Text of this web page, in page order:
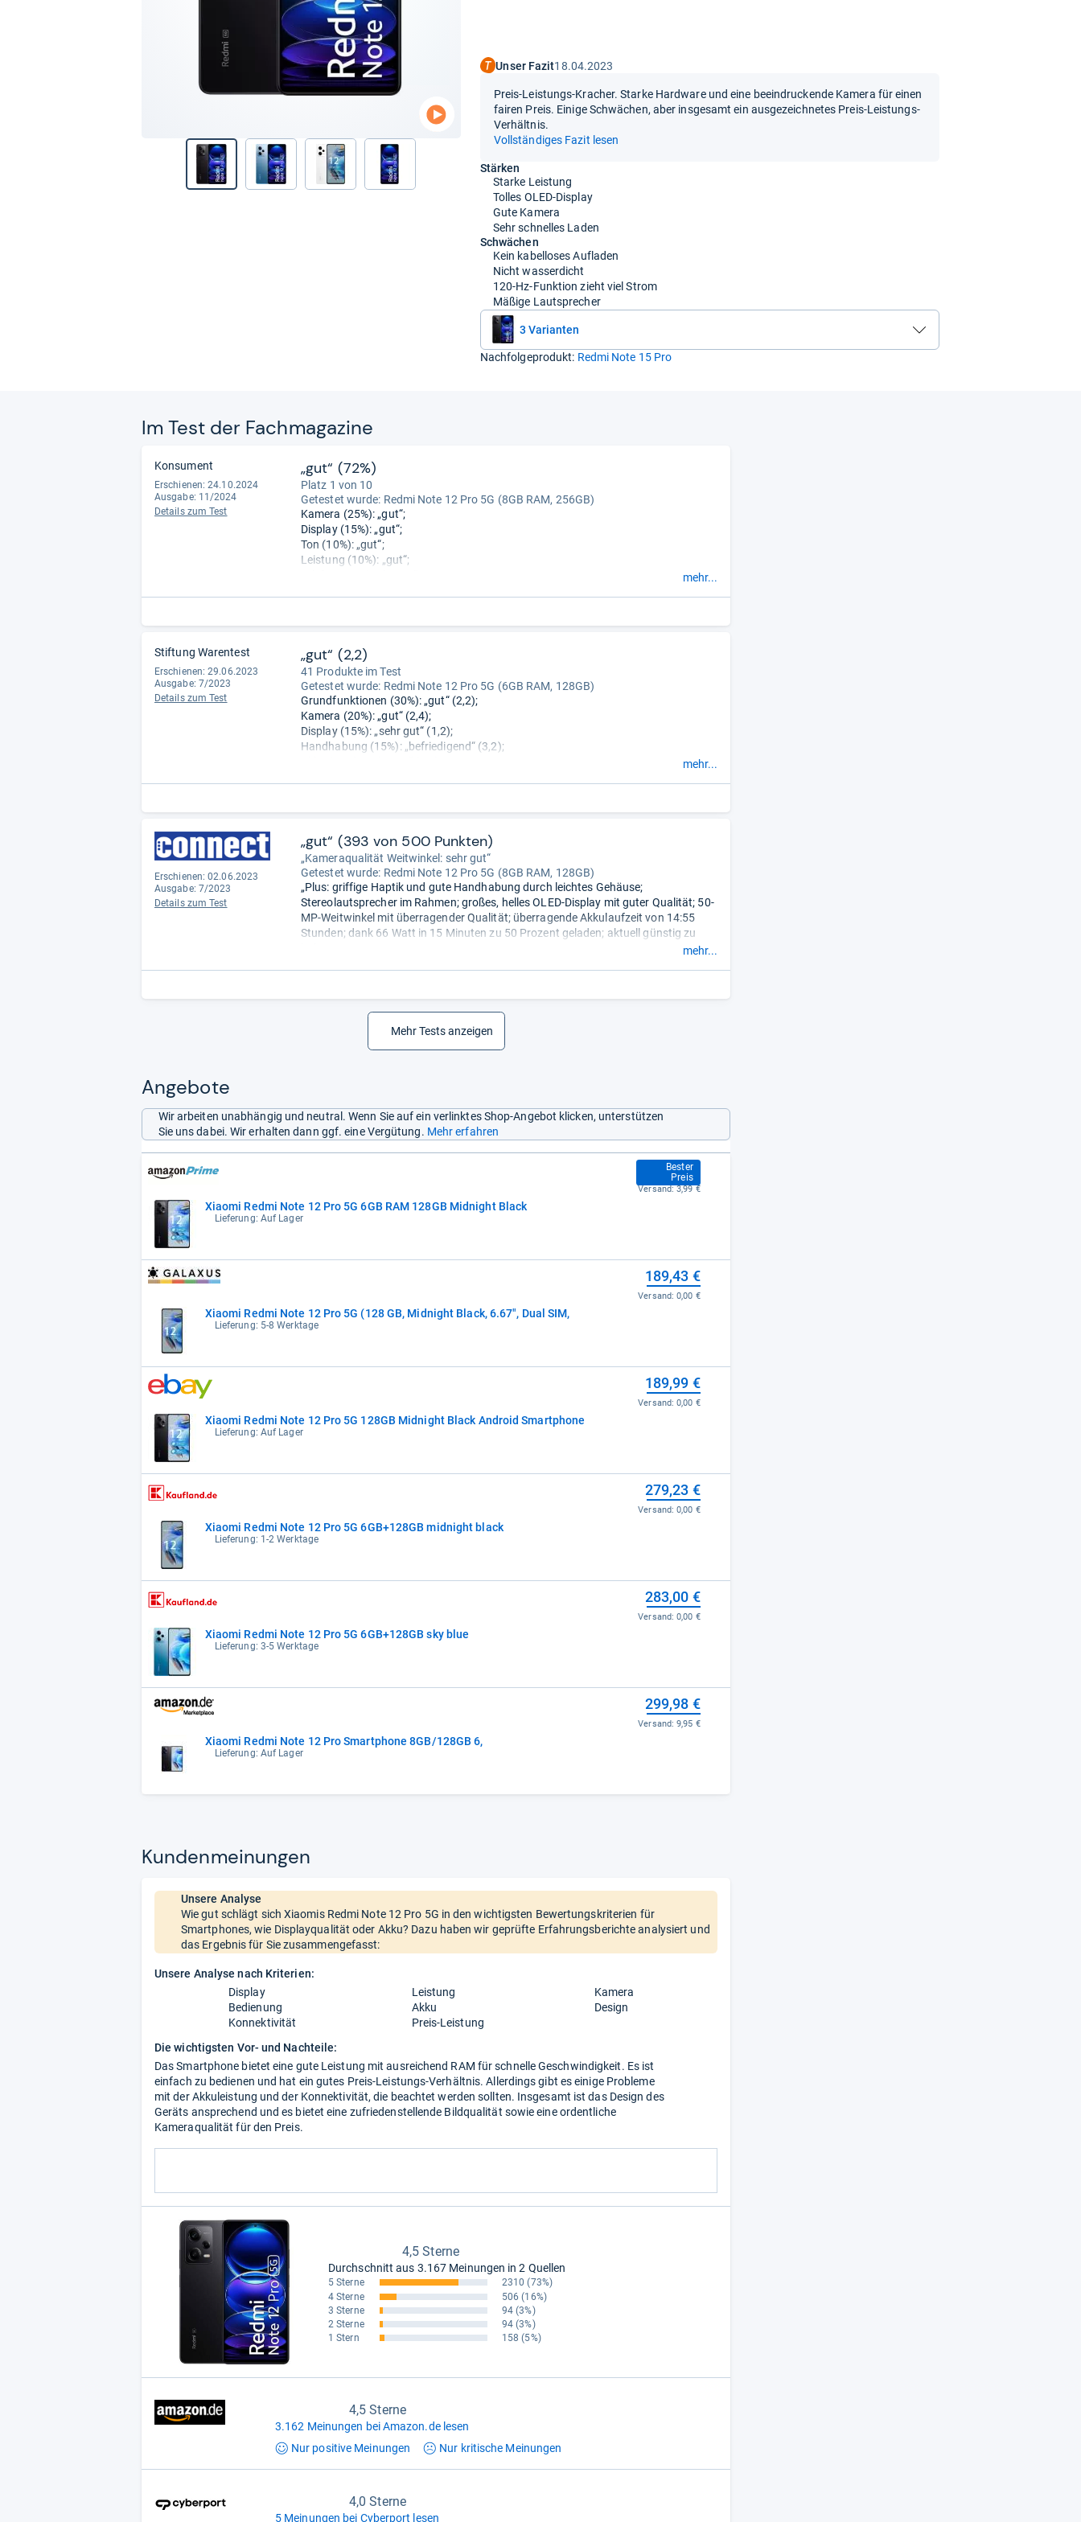
nächste
Unser Fazit18.04.2023
Preis-Leistungs-Kracher. Starke Hardware und eine beeindruckende Kamera für einen
fairen Preis. Einige Schwächen, aber insgesamt ein ausgezeichnetes Preis-Leistungs-
Verhältnis.
Vollständiges Fazit lesen
Stärken
Starke Leistung
Tolles OLED-Display
Gute Kamera
Sehr schnelles Laden
Schwächen
Kein kabelloses Aufladen
Nicht wasserdicht
120-Hz-Funktion zieht viel Strom
Mäßige Lautsprecher
3 Varianten
Nachfolgeprodukt: Redmi Note 15 Pro
Im Test der Fach­ma­ga­zine
Konsument
Erschienen: 24.10.2024
Ausgabe: 11/2024
Details zum Test
„gut“ (72%)
Platz 1 von 10
Getestet wurde: Redmi Note 12 Pro 5G (8GB RAM, 256GB)
Kamera (25%): „gut“;
Display (15%): „gut“;
Ton (10%): „gut“;
Leistung (10%): „gut“;
Akku (15%): „gut“.
mehr...
Stiftung Warentest
Erschienen: 29.06.2023
Ausgabe: 7/2023
Details zum Test
„gut“ (2,2)
41 Produkte im Test
Getestet wurde: Redmi Note 12 Pro 5G (6GB RAM, 128GB)
Grundfunktionen (30%): „gut“ (2,2);
Kamera (20%): „gut“ (2,4);
Display (15%): „sehr gut“ (1,2);
Handhabung (15%): „befriedigend“ (3,2);
mehr...
Erschienen: 02.06.2023
Ausgabe: 7/2023
Details zum Test
„gut“ (393 von 500 Punkten)
„Kameraqualität Weitwinkel: sehr gut“
Getestet wurde: Redmi Note 12 Pro 5G (8GB RAM, 128GB)
„Plus: griffige Haptik und gute Handhabung durch leichtes Gehäuse;
Stereolautsprecher im Rahmen; großes, helles OLED-Display mit guter Qualität; 50-
MP-Weitwinkel mit überragender Qualität; überragende Akkulaufzeit von 14:55
Stunden; dank 66 Watt in 15 Minuten zu 50 Prozent geladen; aktuell günstig zu
mehr...
Mehr Tests anzeigen
Angebote
Wir arbeiten unabhängig und neutral. Wenn Sie auf ein verlinktes Shop-Angebot klicken, unterstützen
Sie uns dabei. Wir erhalten dann ggf. eine Vergütung. Mehr erfahren
Xiaomi Redmi Note 12 Pro 5G 6GB RAM 128GB Midnight Black
Lieferung: Auf Lager
Bester
Preis
183,91 €
Versand:3,99 €
Xiaomi Redmi Note 12 Pro 5G (128 GB, Midnight Black, 6.67", Dual SIM,
Lieferung: 5-8 Werktage
189,43 €
Versand:0,00 €
Xiaomi Redmi Note 12 Pro 5G 128GB Midnight Black Android Smartphone
Lieferung: Auf Lager
189,99 €
Versand:0,00 €
Xiaomi Redmi Note 12 Pro 5G 6GB+128GB midnight black
Lieferung: 1-2 Werktage
279,23 €
Versand:0,00 €
Xiaomi Redmi Note 12 Pro 5G 6GB+128GB sky blue
Lieferung: 3-5 Werktage
283,00 €
Versand:0,00 €
Xiaomi Redmi Note 12 Pro Smartphone 8GB/128GB 6,
Lieferung: Auf Lager
299,98 €
Versand:9,95 €
Kun­den­mei­nun­gen
Unsere Analyse
Wie gut schlägt sich Xiaomis Redmi Note 12 Pro 5G in den wichtigsten Bewertungskriterien für
Smartphones, wie Displayqualität oder Akku? Dazu haben wir geprüfte Erfahrungsberichte analysiert und
das Ergebnis für Sie zusammengefasst:
Unsere Analyse nach Kriterien:
Display
Leistung
Kamera
Bedienung
Akku
Design
Konnektivität
Preis-Leistung
Die wichtigsten Vor- und Nachteile:
Das Smartphone bietet eine gute Leistung mit ausreichend RAM für schnelle Geschwindigkeit. Es ist
einfach zu bedienen und hat ein gutes Preis-Leistungs-Verhältnis. Allerdings gibt es einige Probleme
mit der Akkuleistung und der Konnektivität, die beachtet werden sollten. Insgesamt ist das Design des
Geräts ansprechend und es bietet eine zufriedenstellende Bildqualität sowie eine ordentliche
Kameraqualität für den Preis.
4,5 Sterne
Durchschnitt aus 3.167 Meinungen in 2 Quellen
5 Sterne 2310 (73%)
4 Sterne
506 (16%)
3 Sterne
94 (3%)
2 Sterne
94 (3%)
1 Stern
158 (5%)
4,5 Sterne
3.162 Meinungen bei Amazon.de lesen
Nur positive Meinungen Nur kritische Meinungen
4,0 Sterne
5 Meinungen bei Cyberport lesen